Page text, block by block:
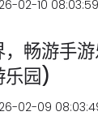
02-10 08:03:59
，畅游手
乐园)
02-09